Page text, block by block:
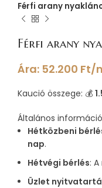
Férfi arany
Férfi arany
Ára: 52.200 Ft/
Kaució összege: 💰
Általános
Hétközbeni
nap.
Hétvégi bérlés:
Üzlet